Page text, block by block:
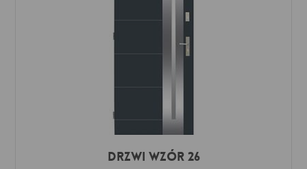
Drzwi Wzór 26